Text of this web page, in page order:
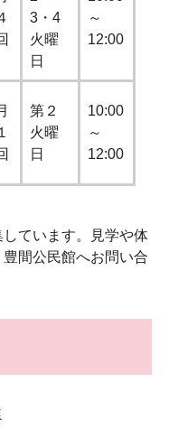
3・4
火曜
日
～
12:00
第２
火曜
日
10:00
～
12:00
ています。見学や体
間公民館へお問い合